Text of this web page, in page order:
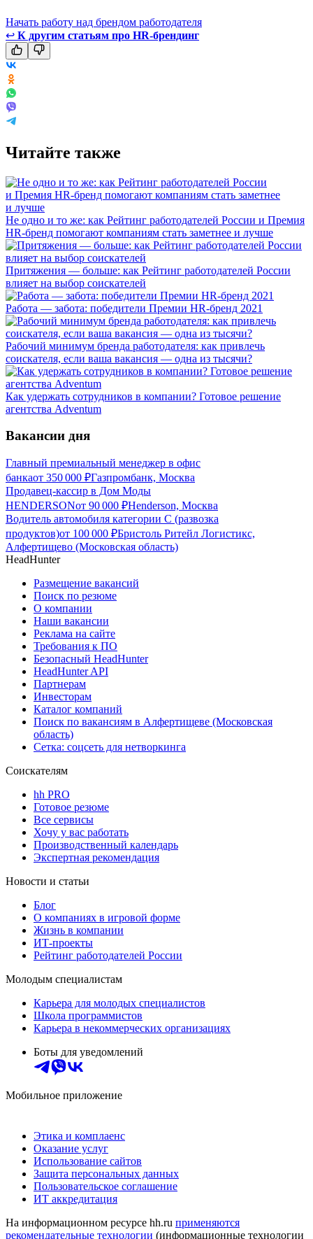
Начать работу над брендом работодателя
↩ К другим статьям про HR-брендинг
Читайте также
Не одно и то же: как Рейтинг работодателей России и Премия
HR-бренд помогают компаниям стать заметнее и лучше
Притяжения — больше: как Рейтинг работодателей России
влияет на выбор соискателей
Работа — забота: победители Премии HR-бренд 2021
Рабочий минимум бренда работодателя: как привлечь
соискателя, если ваша вакансия — одна из тысячи?
Как удержать сотрудников в компании? Готовое решение
агентства Adventum
Вакансии дня
Главный премиальный менеджер в офис
банкаот 350 000 ₽Газпромбанк, Москва
Продавец-кассир в Дом Моды
HENDERSONот 90 000 ₽Henderson, Москва
Водитель автомобиля категории C (развозка
продуктов)от 100 000 ₽Бристоль Ритейл Логистикс,
Алфертищево (Московская область)
HeadHunter
Размещение вакансий
Поиск по резюме
О компании
Наши вакансии
Реклама на сайте
Требования к ПО
Безопасный HeadHunter
HeadHunter API
Партнерам
Инвесторам
Каталог компаний
Поиск по вакансиям в Алфертищеве (Московская
область)
Сетка: соцсеть для нетворкинга
Соискателям
hh PRO
Готовое резюме
Все сервисы
Хочу у вас работать
Производственный календарь
Экспертная рекомендация
Новости и статьи
Блог
О компаниях в игровой форме
Жизнь в компании
ИТ-проекты
Рейтинг работодателей России
Молодым специалистам
Карьера для молодых специалистов
Школа программистов
Карьера в некоммерческих организациях
Боты для уведомлений
Мобильное приложение
Этика и комплаенс
Оказание услуг
Использование сайтов
Защита персональных данных
Пользовательское соглашение
ИТ аккредитация
На информационном ресурсе hh.ru применяются
рекомендательные технологии (информационные технологии